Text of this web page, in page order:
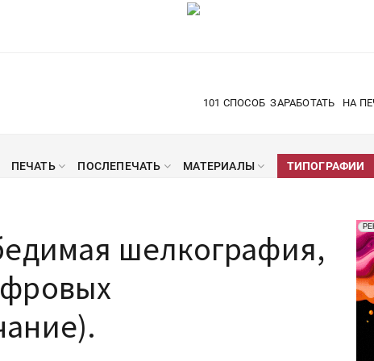
101 СПОСОБ ЗАРАБОТАТЬ НА
ПЕЧАТЬ ПОСЛЕПЕЧАТЬ МАТЕРИАЛЫ ТИПОГРАФИИ
шелкография,